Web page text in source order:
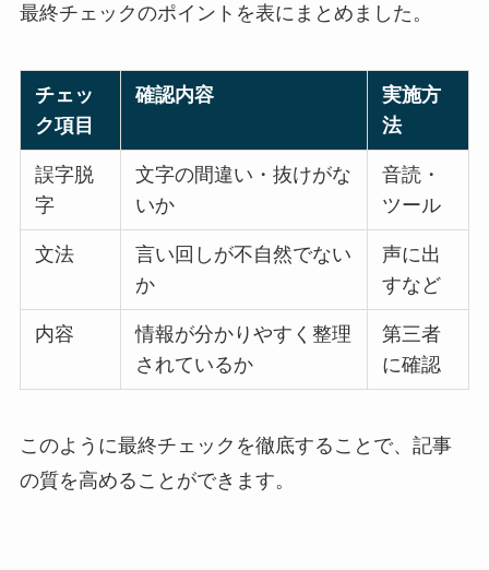
最終チェックのポイントを表にまとめました。
チェッ
ク項目
確認内容
実施方
法
誤字脱
字
文字の間違い・抜けがな
いか
音読・
ツール
文法
言い回しが不自然でない
か
声に出
すなど
内容
情報が分かりやすく整理
されているか
第三者
に確認
このように最終チェックを徹底することで、記事
の質を高めることができます。